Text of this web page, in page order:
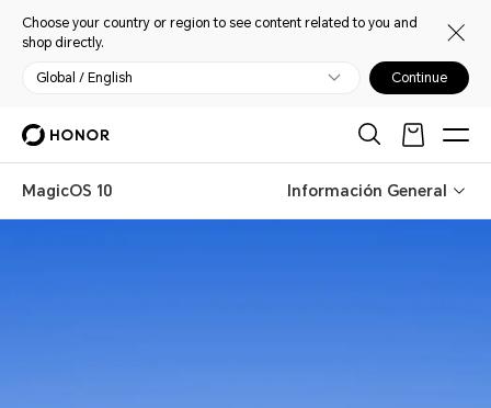
Choose your country or region to see content related to you and
shop directly.
Global / English Continue
MagicOS 10 Información General